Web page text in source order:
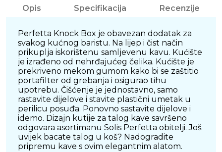
Opis Specifikacija Recenzije
Perfetta Knock Box je obavezan dodatak za
svakog kućnog baristu. Na lijep i čist način
prikuplja iskorištenu samljevenu kavu. Kućište
je izrađeno od nehrđajućeg čelika. Kućište je
prekriveno mekom gumom kako bi se zaštitio
portafilter od grebanja i osigurao tihu
upotrebu. Čišćenje je jednostavno, samo
rastavite dijelove i stavite plastični umetak u
perilicu posuđa. Ponovno sastavite dijelove i
idemo. Dizajn kutije za talog kave savršeno
odgovara asortimanu Solis Perfetta obitelji. Još
uvijek bacate talog u koš? Nadogradite
pripremu kave s ovim elegantnim alatom.